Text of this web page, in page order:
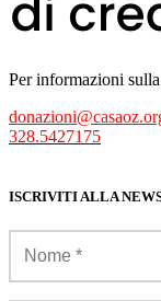
Per informazioni
328.5427175
ISCRIVITI ALLA